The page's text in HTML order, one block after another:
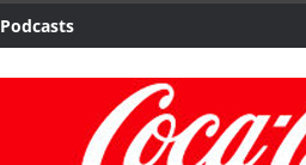
Podcasts